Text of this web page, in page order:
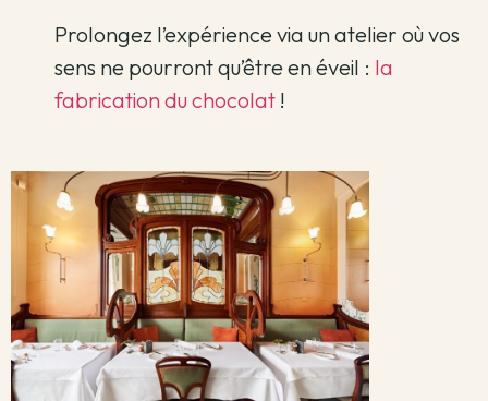
Prolongez l’expérience via un atelier où vos
sens ne pourront qu’être en éveil : la
fabrication du chocolat !